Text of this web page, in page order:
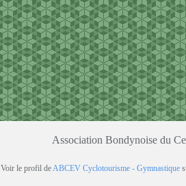
Association Bondynoise du
Voir le profil deABCEV Cyclotourisme - Gymnastique